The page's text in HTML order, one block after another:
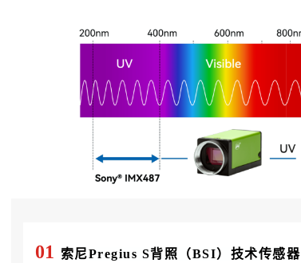
01 索尼Pregius S背照（BSI）技术传感器